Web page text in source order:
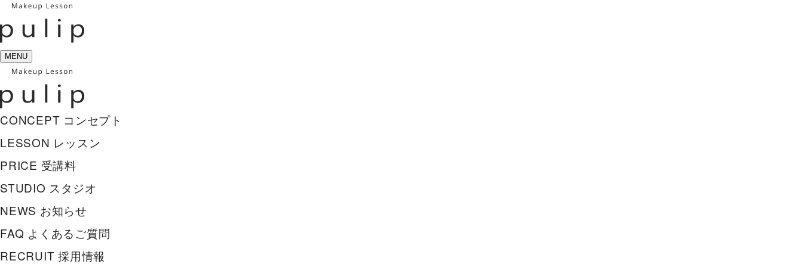
MENU
CONCEPT コンセプト
LESSON レッスン
PRICE 受講料
STUDIO スタジオ
NEWS お知らせ
FAQ よくあるご質問
RECRUIT 採用情報